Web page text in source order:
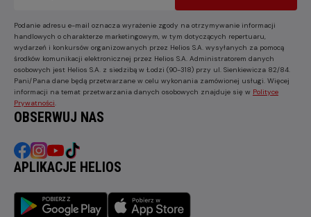
Podanie adresu e-mail oznacza wyrażenie zgody na otrzymywanie informacji
handlowych o charakterze marketingowym, w tym dotyczących repertuaru,
wydarzeń i konkursów organizowanych przez Helios S.A. wysyłanych za pomocą
środków komunikacji elektronicznej przez Helios S.A. Administratorem danych
osobowych jest Helios S.A. z siedzibą w Łodzi (90-318) przy ul. Sienkiewicza 82/84.
Pani/Pana dane będą przetwarzane w celu wykonania zamówionej usługi. Więcej
informacji na temat przetwarzania danych osobowych znajduje się w Polityce
Prywatności.
OBSERWUJ NAS
APLIKACJE HELIOS